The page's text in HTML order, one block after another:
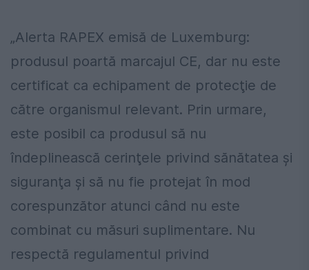
„Alerta RAPEX emisă de Luxemburg:
produsul poartă marcajul CE, dar nu este
certificat ca echipament de protecţie de
către organismul relevant. Prin urmare,
este posibil ca produsul să nu
îndeplinească cerinţele privind sănătatea şi
siguranţa şi să nu fie protejat în mod
corespunzător atunci când nu este
combinat cu măsuri suplimentare. Nu
respectă regulamentul privind